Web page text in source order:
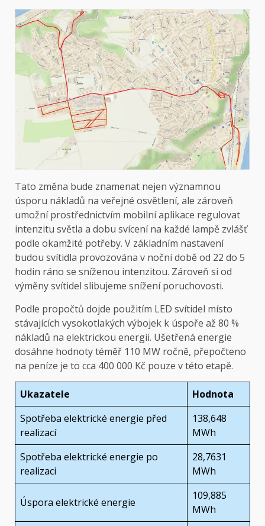
Tato změna bude znamenat nejen významnou
úsporu nákladů na veřejné osvětlení, ale zároveň
umožní prostřednictvím mobilní aplikace regulovat
intenzitu světla a dobu svícení na každé lampě zvlášť
podle okamžité potřeby. V základním nastavení
budou svítidla provozována v noční době od 22 do 5
hodin ráno se sníženou intenzitou. Zároveň si od
výměny svítidel slibujeme snížení poruchovosti.
Podle propočtů dojde použitím LED svítidel místo
stávajících vysokotlakých výbojek k úspoře až 80 %
nákladů na elektrickou energii. Ušetřená energie
dosáhne hodnoty téměř 110 MW ročně, přepočteno
na peníze je to cca 400 000 Kč pouze v této etapě.
Ukazatele
Hodnota
Spotřeba elektrické energie před
realizací
138,648
MWh
Spotřeba elektrické energie po
realizaci
28,7631
MWh
Úspora elektrické energie
109,885
MWh